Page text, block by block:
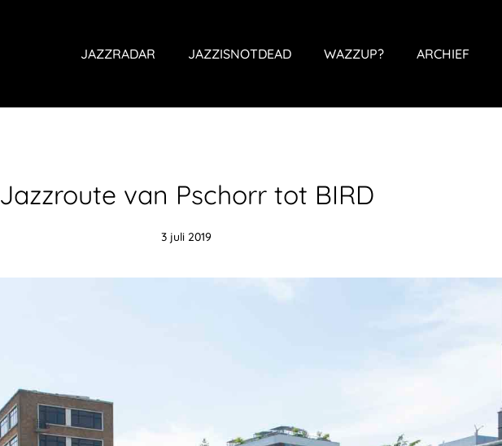
JAZZRADAR JAZZISNOTDEAD WAZZUP? ARCHIEF
Jazzroute van Pschorr tot BIRD
3 juli 2019